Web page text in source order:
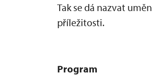
Tak se dá nazvat uměn
příležitosti.
Program